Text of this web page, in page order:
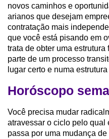
novos caminhos e
arianos que desejam
contratação mais
que você está pisando em
trata de obter uma
parte de um processo
lugar certo e numa
Horóscopo
Você precisa mudar
atravessar o ciclo pelo qual
passa por uma mudança